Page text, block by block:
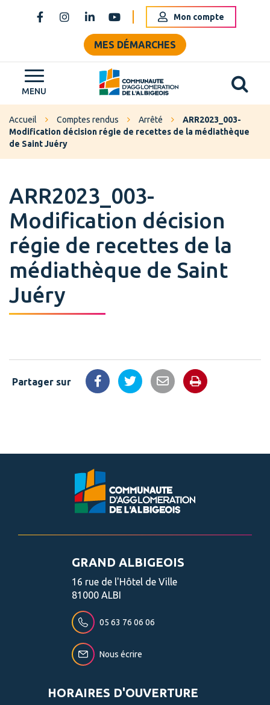
Lien vers le compte Facebook
Lien vers le compte Instagram
Lien vers le compte Linkedin
Lien vers la chaîne Youtube
Mon compte
MES DÉMARCHES
MENU Grand Albigeois
Accueil Comptes rendus Arrêté
ARR2023_003-
Modification décision régie de recettes de la médiathèque
de Saint Juéry
ARR2023_003-
Modification décision
régie de recettes de la
médiathèque de Saint
Juéry
Partager sur Partager sur Facebook
Partager sur Twitter
Partager par email
Imprimer la
GRAND ALBIGEOIS
16 rue de l'Hôtel de Ville
81000 ALBI
05 63 76 06 06
Nous écrire
HORAIRES D'OUVERTURE